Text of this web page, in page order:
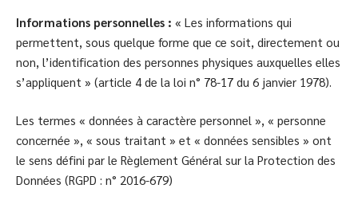
Informations personnelles : « Les informations qui
permettent, sous quelque forme que ce soit, directement ou
non, l’identification des personnes physiques auxquelles elles
s’appliquent » (article 4 de la loi n° 78-17 du 6 janvier 1978).
Les termes « données à caractère personnel », « personne
concernée », « sous traitant » et « données sensibles » ont
le sens défini par le Règlement Général sur la Protection des
Données (RGPD : n° 2016-679)